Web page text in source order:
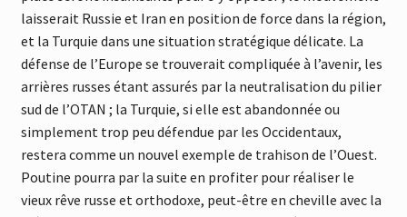
laisserait Russie et Iran en position de force dans la région,
et la Turquie dans une situation stratégique délicate. La
défense de l’Europe se trouverait compliquée à l’avenir, les
arrières russes étant assurés par la neutralisation du pilier
sud de l’OTAN ; la Turquie, si elle est abandonnée ou
simplement trop peu défendue par les Occidentaux,
restera comme un nouvel exemple de trahison de l’Ouest.
Poutine pourra par la suite en profiter pour réaliser le
vieux rêve russe et orthodoxe, peut-être en cheville avec la